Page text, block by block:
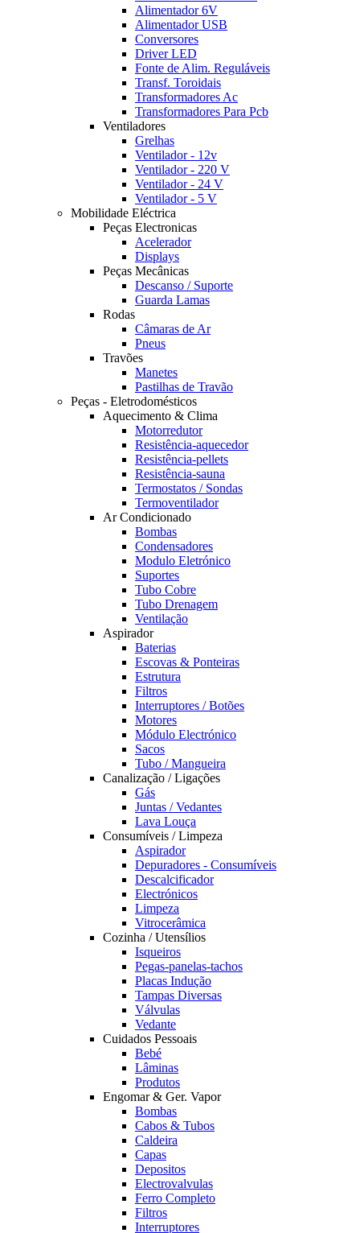
Alimentador 6V
Alimentador USB
Conversores
Driver LED
Fonte de Alim. Reguláveis
Transf. Toroidais
Transformadores Ac
Transformadores Para Pcb
Ventiladores
Grelhas
Ventilador - 12v
Ventilador - 220 V
Ventilador - 24 V
Ventilador - 5 V
Mobilidade Eléctrica
Peças Electronicas
Acelerador
Displays
Peças Mecânicas
Descanso / Suporte
Guarda Lamas
Rodas
Câmaras de Ar
Pneus
Travões
Manetes
Pastilhas de Travão
Peças - Eletrodomésticos
Aquecimento & Clima
Motorredutor
Resistência-aquecedor
Resistência-pellets
Resistência-sauna
Termostatos / Sondas
Termoventilador
Ar Condicionado
Bombas
Condensadores
Modulo Eletrónico
Suportes
Tubo Cobre
Tubo Drenagem
Ventilação
Aspirador
Baterias
Escovas & Ponteiras
Estrutura
Filtros
Interruptores / Botões
Motores
Módulo Electrónico
Sacos
Tubo / Mangueira
Canalização / Ligações
Gás
Juntas / Vedantes
Lava Louça
Consumíveis / Limpeza
Aspirador
Depuradores - Consumíveis
Descalcificador
Electrónicos
Limpeza
Vitrocerâmica
Cozinha / Utensílios
Isqueiros
Pegas-panelas-tachos
Placas Indução
Tampas Diversas
Válvulas
Vedante
Cuidados Pessoais
Bebé
Lâminas
Produtos
Engomar & Ger. Vapor
Bombas
Cabos & Tubos
Caldeira
Capas
Depositos
Electrovalvulas
Ferro Completo
Filtros
Interruptores